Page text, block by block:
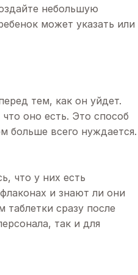
небольшую
может указать или
тем, как он уйдет.
оно есть. Это способ
больше всего нуждается.
что у них есть
и знают ли они
таблетки сразу после
так и для